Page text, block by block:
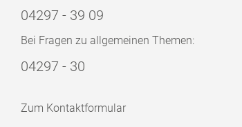
04297 - 39 09
Bei Fragen zu allgemeinen Themen:
04297 - 30
Zum Kontaktformular